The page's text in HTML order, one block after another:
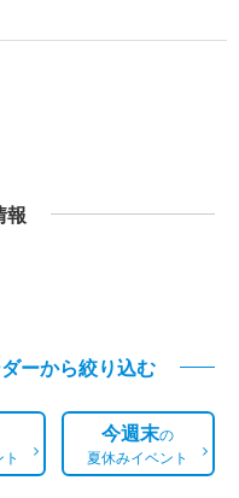
報
ーから絞り込む
今週末の
夏休みイベント